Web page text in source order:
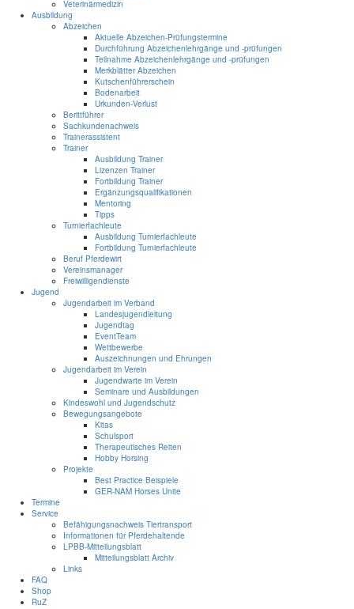
Veterinärmedizin
Ausbildung
Abzeichen
Aktuelle Abzeichen-Prüfungstermine
Durchführung Abzeichenlehrgänge und -prüfungen
Teilnahme Abzeichenlehrgänge und -prüfungen
Merkblätter Abzeichen
Kutschenführerschein
Bodenarbeit
Urkunden-Verlust
Berittführer
Sachkundenachweis
Trainerassistent
Trainer
Ausbildung Trainer
Lizenzen Trainer
Fortbildung Trainer
Ergänzungsqualifikationen
Mentoring
Tipps
Turnierfachleute
Ausbildung Turnierfachleute
Fortbildung Turnierfachleute
Beruf Pferdewirt
Vereinsmanager
Freiwilligendienste
Jugend
Jugendarbeit im Verband
Landesjugendleitung
Jugendtag
EventTeam
Wettbewerbe
Auszeichnungen und Ehrungen
Jugendarbeit im Verein
Jugendwarte im Verein
Seminare und Ausbildungen
Kindeswohl und Jugendschutz
Bewegungsangebote
Kitas
Schulsport
Therapeutisches Reiten
Hobby Horsing
Projekte
Best Practice Beispiele
GER-NAM Horses Unite
Termine
Service
Befähigungsnachweis Tiertransport
Informationen für Pferdehaltende
LPBB-Mitteilungsblatt
Mitteilungsblatt Archiv
Links
FAQ
Shop
RuZ